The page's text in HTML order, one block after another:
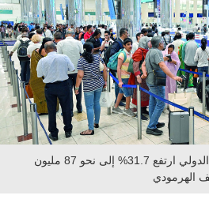
عدد المسافرين في مطار دبي الدولي ارتفع 31.7% إلى نحو 87 مليون